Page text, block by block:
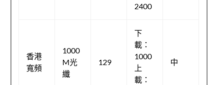
2400
香港
寬頻
1000
M光
纖
129
下
載：
1000
上
載：
中